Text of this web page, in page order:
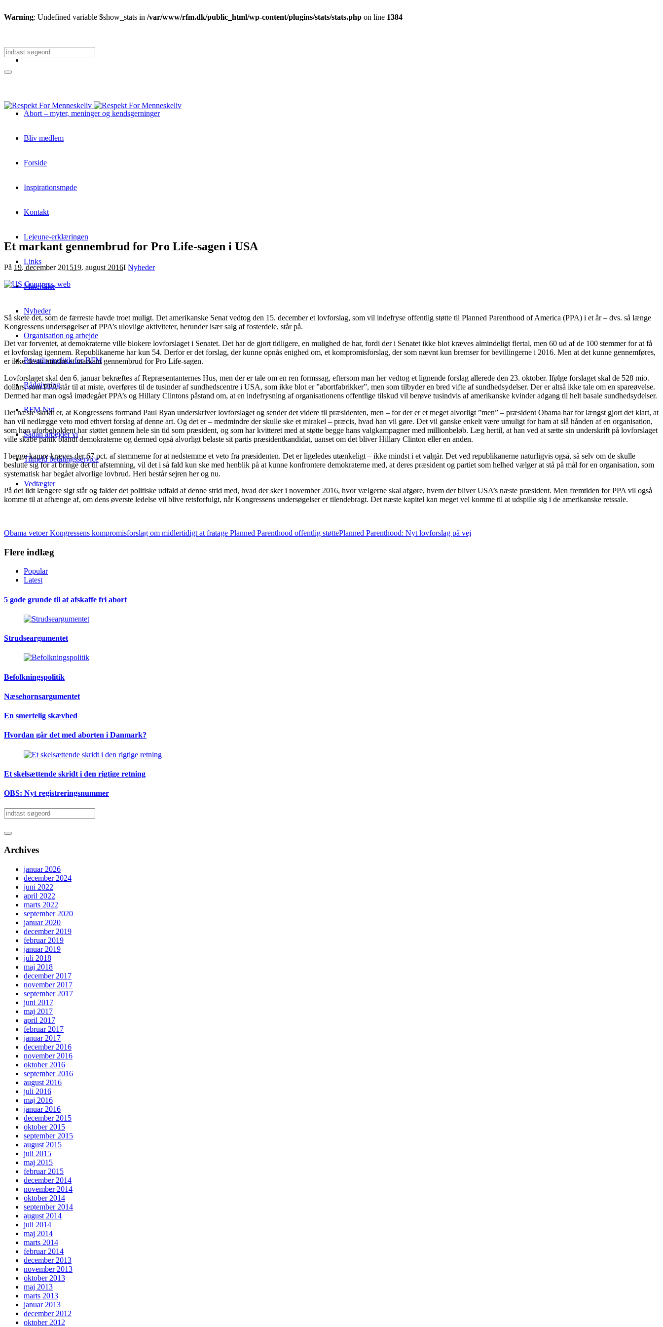
Warning: Undefined variable $show_stats in /var/www/rfm.dk/public_html/wp-content/plugins/stats/stats.php on line 1384
Abort – myter, meninger og kendsgerninger
Bliv medlem
Forside
Inspirationsmøde
Kontakt
Lejeune-erklæringen
Links
Materialer
Nyheder
Organisation og arbejde
Privatlivspolitik for RFM
Rådgivning
RFM Nyt
Sådan arbejder vi
Tilmeld betalingsservice
Vedtægter
Et markant gennembrud for Pro Life-sagen i USA
På 19. december 201519. august 2016I Nyheder
Så skete det, som de færreste havde troet muligt. Det amerikanske Senat vedtog den 15. december et lovforslag, som vil indefryse offentlig støtte til Planned Parenthood of America (PPA) i et år – dvs. så længe
Kongressens undersøgelser af PPA’s ulovlige aktiviteter, herunder især salg af fosterdele, står på.
Det var forventet, at demokraterne ville blokere lovforslaget i Senatet. Det har de gjort tidligere, en mulighed de har, fordi der i Senatet ikke blot kræves almindeligt flertal, men 60 ud af de 100 stemmer for at få
et lovforslag igennem. Republikanerne har kun 54. Derfor er det forslag, der kunne opnås enighed om, et kompromisforslag, der som nævnt kun bremser for bevillingerne i 2016. Men at det kunne gennemføres,
er ikke desto mindre et markant gennembrud for Pro Life-sagen.
Lovforslaget skal den 6. januar bekræftes af Repræsentanternes Hus, men der er tale om en ren formssag, eftersom man her vedtog et lignende forslag allerede den 23. oktober. Ifølge forslaget skal de 528 mio.
dollars, som PPA står til at miste, overføres til de tusinder af sundhedscentre i USA, som ikke blot er ”abortfabrikker”, men som tilbyder en bred vifte af sundhedsydelser. Der er altså ikke tale om en spareøvelse.
Dermed har man også imødegået PPA’s og Hillary Clintons påstand om, at en indefrysning af organisationens offentlige tilskud vil berøve tusindvis af amerikanske kvinder adgang til helt basale sundhedsydelser.
Det næste skridt er, at Kongressens formand Paul Ryan underskriver lovforslaget og sender det videre til præsidenten, men – for der er et meget alvorligt ”men” – præsident Obama har for længst gjort det klart, at
han vil nedlægge veto mod ethvert forslag af denne art. Og det er – medmindre der skulle ske et mirakel – præcis, hvad han vil gøre. Det vil ganske enkelt være umuligt for ham at slå hånden af en organisation,
som han uforbeholdent har støttet gennem hele sin tid som præsident, og som har kvitteret med at støtte begge hans valgkampagner med millionbeløb. Læg hertil, at han ved at sætte sin underskrift på lovforslaget
ville skabe panik blandt demokraterne og dermed også alvorligt belaste sit partis præsidentkandidat, uanset om det bliver Hillary Clinton eller en anden.
I begge kamre kræves der 67 pct. af stemmerne for at nedstemme et veto fra præsidenten. Det er ligeledes utænkeligt – ikke mindst i et valgår. Det ved republikanerne naturligvis også, så selv om de skulle
beslutte sig for at bringe det til afstemning, vil det i så fald kun ske med henblik på at kunne konfrontere demokraterne med, at deres præsident og partiet som helhed vælger at stå på mål for en organisation, som
systematisk har begået alvorlige lovbrud. Heri består sejren her og nu.
På det lidt længere sigt står og falder det politiske udfald af denne strid med, hvad der sker i november 2016, hvor vælgerne skal afgøre, hvem der bliver USA’s næste præsident. Men fremtiden for PPA vil også
komme til at afhænge af, om dens øverste ledelse vil blive retsforfulgt, når Kongressens undersøgelser er tilendebragt. Det næste kapitel kan meget vel komme til at udspille sig i de amerikanske retssale.
Obama vetoer Kongressens kompromisforslag om midlertidigt at fratage Planned Parenthood offentlig støttePlanned Parenthood: Nyt lovforslag på vej
Flere indlæg
Popular
Latest
5 gode grunde til at afskaffe fri abort
Strudseargumentet
Befolkningspolitik
Næsehornsargumentet
En smertelig skævhed
Hvordan går det med aborten i Danmark?
Et skelsættende skridt i den rigtige retning
OBS: Nyt registreringsnummer
Archives
januar 2026
december 2024
juni 2022
april 2022
marts 2022
september 2020
januar 2020
december 2019
februar 2019
januar 2019
juli 2018
maj 2018
december 2017
november 2017
september 2017
juni 2017
maj 2017
april 2017
februar 2017
januar 2017
december 2016
november 2016
oktober 2016
september 2016
august 2016
juli 2016
maj 2016
januar 2016
december 2015
oktober 2015
september 2015
august 2015
juli 2015
maj 2015
februar 2015
december 2014
november 2014
oktober 2014
september 2014
august 2014
juli 2014
maj 2014
marts 2014
februar 2014
december 2013
november 2013
oktober 2013
maj 2013
marts 2013
januar 2013
december 2012
oktober 2012